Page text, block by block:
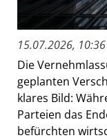
15.07.2026,
Die
geplanten
klares Bild:
Parteien das
befürchten